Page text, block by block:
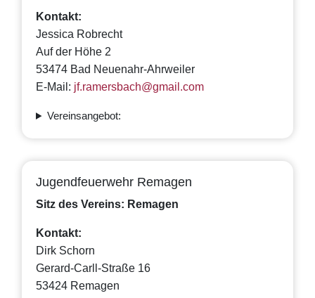
Kontakt:
Jessica Robrecht
Auf der Höhe 2
53474 Bad Neuenahr-Ahrweiler
E-Mail: jf.ramersbach@gmail.com
Vereinsangebot:
Jugendfeuerwehr Remagen
Sitz des Vereins: Remagen
Kontakt:
Dirk Schorn
Gerard-Carll-Straße 16
53424 Remagen